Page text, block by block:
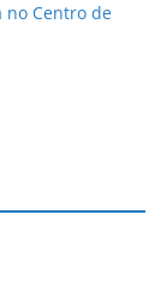
no Centro de